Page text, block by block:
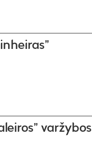
varžybos